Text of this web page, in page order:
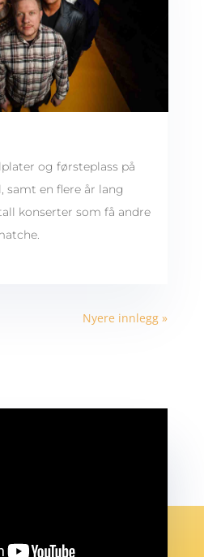
og førsteplass på
samt en flere år lang
konserter som få andre
Nyere innlegg »